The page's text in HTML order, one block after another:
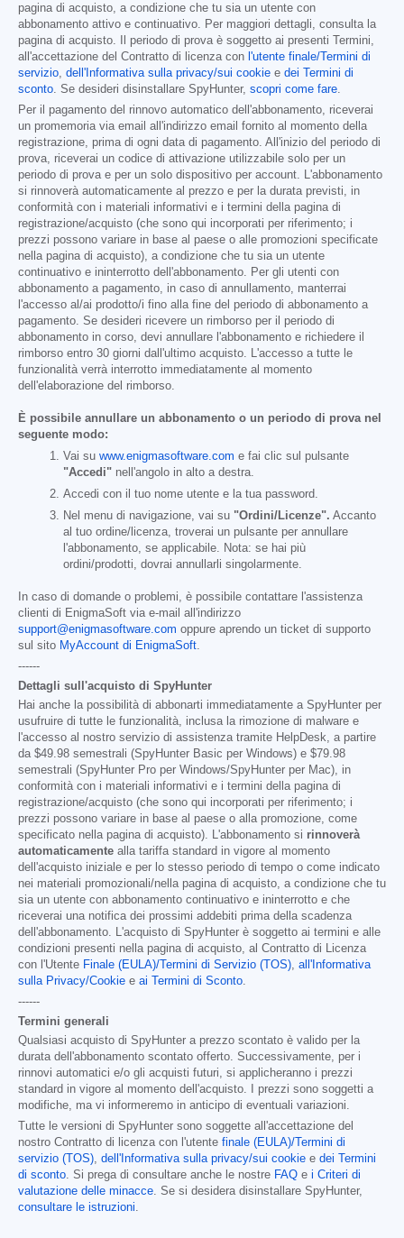
pagina di acquisto, a condizione che tu sia un utente con
abbonamento attivo e continuativo. Per maggiori dettagli, consulta la
pagina di acquisto. Il periodo di prova è soggetto ai presenti Termini,
all'accettazione del Contratto di licenza con l'utente finale/Termini di
servizio dell'Informativa sulla privacy/sui cookie e dei Termini di
sconto . Se desideri disinstallare SpyHunter, scopri come fare
Per il pagamento del rinnovo automatico dell'abbonamento, riceverai
un promemoria via email all'indirizzo email fornito al momento della
registrazione, prima di ogni data di pagamento. All'inizio del periodo di
prova, riceverai un codice di attivazione utilizzabile solo per un
periodo di prova e per un solo dispositivo per account. L'abbonamento
si rinnoverà automaticamente al prezzo e per la durata previsti, in
conformità con i materiali informativi e i termini della pagina di
registrazione/acquisto (che sono qui incorporati per riferimento; i
prezzi possono variare in base al paese o alle promozioni specificate
nella pagina di acquisto), a condizione che tu sia un utente
continuativo e ininterrotto dell'abbonamento. Per gli utenti con
abbonamento a pagamento, in caso di annullamento, manterrai
l'accesso al/ai prodotto/i fino alla fine del periodo di abbonamento a
pagamento. Se desideri ricevere un rimborso per il periodo di
abbonamento in corso, devi annullare l'abbonamento e richiedere il
rimborso entro 30 giorni dall'ultimo acquisto. L'accesso a tutte le
funzionalità verrà interrotto immediatamente al momento
dell'elaborazione del rimborso.
È possibile annullare un abbonamento o un periodo di prova nel
seguente modo:
Vai su www.enigmasoftware.com e fai clic sul pulsante
"Accedi" nell'angolo in alto a destra.
Accedi con il tuo nome utente e la tua password.
Nel menu di navigazione, vai su "Ordini/Licenze". Accanto
al tuo ordine/licenza, troverai un pulsante per annullare
l'abbonamento, se applicabile. Nota: se hai più
ordini/prodotti, dovrai annullarli singolarmente.
In caso di domande o problemi, è possibile contattare l'assistenza
clienti di EnigmaSoft via e-mail all'indirizzo
support@enigmasoftware.com oppure aprendo un ticket di supporto
sul sito MyAccount di EnigmaSoft.
------
Dettagli sull'acquisto di SpyHunter
Hai anche la possibilità di abbonarti immediatamente a SpyHunter per
usufruire di tutte le funzionalità, inclusa la rimozione di malware e
l'accesso al nostro servizio di assistenza tramite HelpDesk, a partire
da $49.98 semestrali (SpyHunter Basic per Windows) e $79.98
semestrali (SpyHunter Pro per Windows/SpyHunter per Mac), in
conformità con i materiali informativi e i termini della pagina di
registrazione/acquisto (che sono qui incorporati per riferimento; i
prezzi possono variare in base al paese o alla promozione, come
specificato nella pagina di acquisto). L'abbonamento si rinnoverà
automaticamente alla tariffa standard in vigore al momento
dell'acquisto iniziale e per lo stesso periodo di tempo o come indicato
nei materiali promozionali/nella pagina di acquisto, a condizione che tu
sia un utente con abbonamento continuativo e ininterrotto e che
riceverai una notifica dei prossimi addebiti prima della scadenza
dell'abbonamento. L'acquisto di SpyHunter è soggetto ai termini e alle
condizioni presenti nella pagina di acquisto, al Contratto di Licenza
con l'Utente Finale (EULA)/Termini di Servizio (TOS), all'Informativa
sulla Privacy/Cookie e ai Termini di Sconto.
------
Termini generali
Qualsiasi acquisto di SpyHunter a prezzo scontato è valido per la
durata dell'abbonamento scontato offerto. Successivamente, per i
rinnovi automatici e/o gli acquisti futuri, si applicheranno i prezzi
standard in vigore al momento dell'acquisto. I prezzi sono soggetti a
modifiche, ma vi informeremo in anticipo di eventuali variazioni.
Tutte le versioni di SpyHunter sono soggette all'accettazione del
nostro Contratto di licenza con l'utente finale (EULA)/Termini di
servizio (TOS), dell'Informativa sulla privacy/sui cookie e dei Termini
di sconto. Si prega di consultare anche le nostre FAQ e i Criteri di
valutazione delle minacce. Se si desidera disinstallare SpyHunter,
consultare le istruzioni.